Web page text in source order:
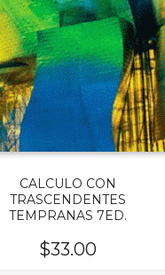
CALCULO CON
TRASCENDENTES
TEMPRANAS 7ED.
$33.00